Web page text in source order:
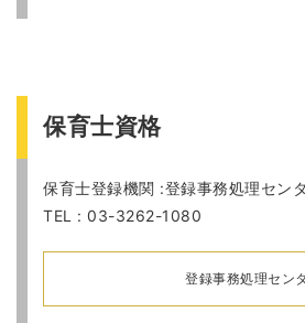
保育士資格
保育士登録機関 :登録事務処理セン
TEL : 03-3262-1080
登録事務処理セン